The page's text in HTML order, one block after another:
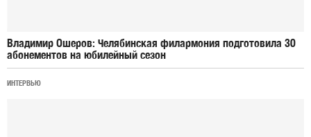
Владимир Ошеров: Челябинская филармония подготовила 30
абонементов на юбилейный сезон
ИНТЕРВЬЮ